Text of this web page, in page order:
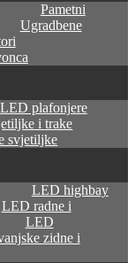
Pametni
Ugradbene
LED plafonjere
i trake
svjetiljke
LED highbay
LED radne i
LED
zidne i